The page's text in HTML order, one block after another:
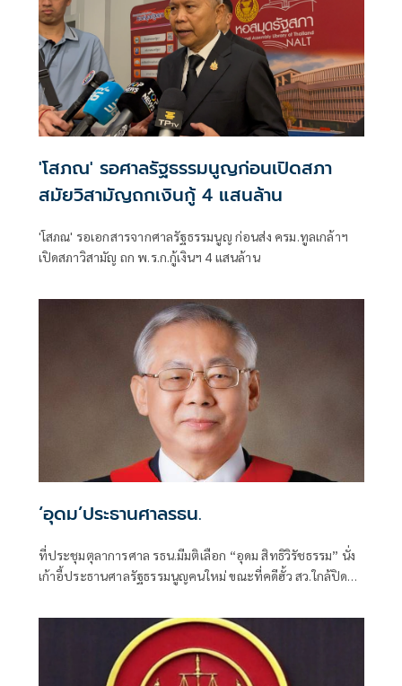
'โสภณ' รอศาลรัฐธรรมนูญก่อนเปิดสภา
สมัยวิสามัญถกเงินกู้ 4 แสนล้าน
'โสภณ' รอเอกสารจากศาลรัฐธรรมนูญ ก่อนส่ง ครม.ทูลเกล้าฯ
เปิดสภาวิสามัญ ถก พ.ร.ก.กู้เงินฯ 4 แสนล้าน
‘อุดม’ประธานศาลรธน.
ที่ประชุมตุลาการศาล รธน.มีมติเลือก “อุดม สิทธิวิรัชธรรม” นั่ง
เก้าอี้ประธานศาลรัฐธรรมนูญคนใหม่ ขณะที่คดีฮั้ว สว.ใกล้ปิด